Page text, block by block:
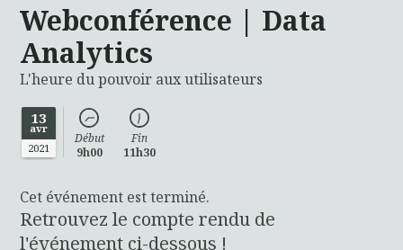
Webconférence | Data
Analytics
L'heure du pouvoir aux utilisateurs
13
avr
2021
Début
9h00
Fin
11h30
Cet événement est terminé.
Retrouvez le compte rendu de
l'événement ci-dessous !